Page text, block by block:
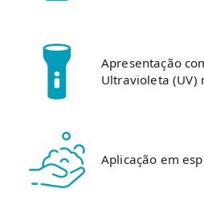
Apresentação
Ultravioleta (UV)
Aplicação em